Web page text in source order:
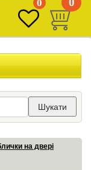
0
Шукати
на двері